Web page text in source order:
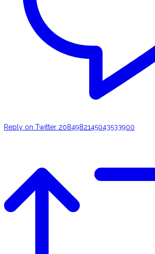
Reply on Twitter 2084982145043533900